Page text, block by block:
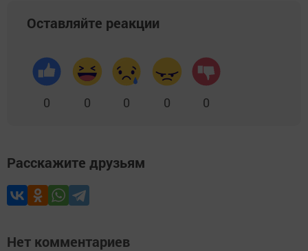
Оставляйте реакции
0 0 0 0 0
Расскажите друзьям
Нет комментариев